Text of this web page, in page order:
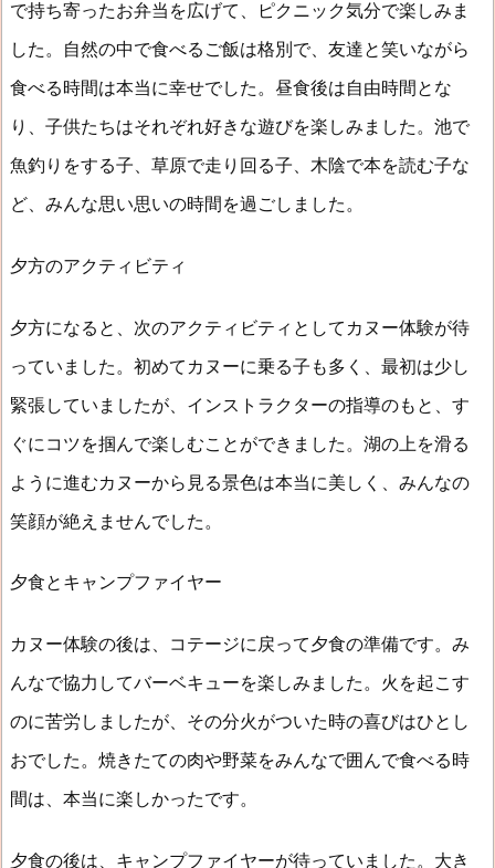
で持ち寄ったお弁当を広げて、ピクニック気分で楽しみま
した。自然の中で食べるご飯は格別で、友達と笑いながら
食べる時間は本当に幸せでした。昼食後は自由時間とな
り、子供たちはそれぞれ好きな遊びを楽しみました。池で
魚釣りをする子、草原で走り回る子、木陰で本を読む子な
ど、みんな思い思いの時間を過ごしました。
夕方のアクティビティ
夕方になると、次のアクティビティとしてカヌー体験が待
っていました。初めてカヌーに乗る子も多く、最初は少し
緊張していましたが、インストラクターの指導のもと、す
ぐにコツを掴んで楽しむことができました。湖の上を滑る
ように進むカヌーから見る景色は本当に美しく、みんなの
笑顔が絶えませんでした。
夕食とキャンプファイヤー
カヌー体験の後は、コテージに戻って夕食の準備です。み
んなで協力してバーベキューを楽しみました。火を起こす
のに苦労しましたが、その分火がついた時の喜びはひとし
おでした。焼きたての肉や野菜をみんなで囲んで食べる時
間は、本当に楽しかったです。
夕食の後は、キャンプファイヤーが待っていました。大き